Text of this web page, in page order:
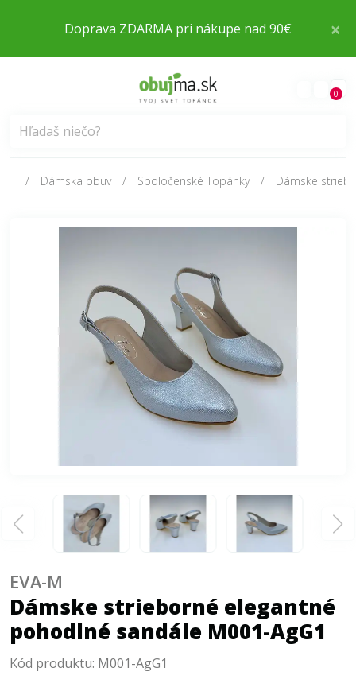
×
Doprava ZDARMA pri nákupe nad 90€
0
Dámska obuv Spoločenské Topánky Dámske
Dámske strieborné elegantné
pohodlné sandále M001-AgG1
EVA-M
Kód produktu: M001-AgG1